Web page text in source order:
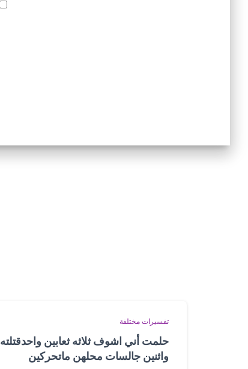
تفسيرات مختلفة
حلمت أني اشوف ثلاثه ثعابين واحدقتلته
واثنين جالسات محلهن ماتحركين